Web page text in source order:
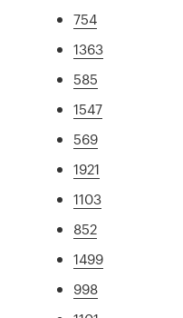
754
1363
585
1547
569
1921
1103
852
1499
998